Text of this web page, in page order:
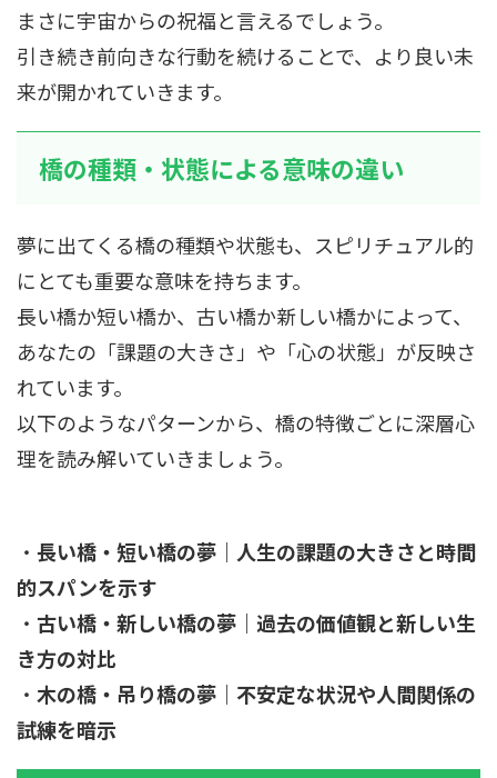
まさに宇宙からの祝福と言えるでしょう。
引き続き前向きな行動を続けることで、より良い未
来が開かれていきます。
橋の種類・状態による意味の違い
夢に出てくる橋の種類や状態も、スピリチュアル的
にとても重要な意味を持ちます。
長い橋か短い橋か、古い橋か新しい橋かによって、
あなたの「課題の大きさ」や「心の状態」が反映さ
れています。
以下のようなパターンから、橋の特徴ごとに深層心
理を読み解いていきましょう。
・ 長い橋・短い橋の夢｜人生の課題の大きさと時間
的スパンを示す
・ 古い橋・新しい橋の夢｜過去の価値観と新しい生
き方の対比
・ 木の橋・吊り橋の夢｜不安定な状況や人間関係の
試練を暗示